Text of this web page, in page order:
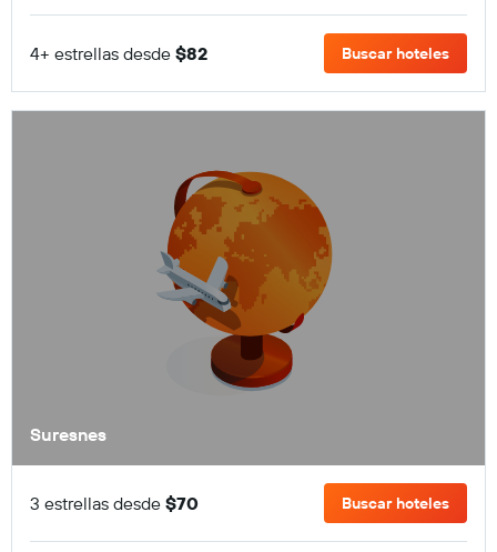
4+ estrellas desde $82 Buscar hoteles
Suresnes
3 estrellas desde $70 Buscar hoteles